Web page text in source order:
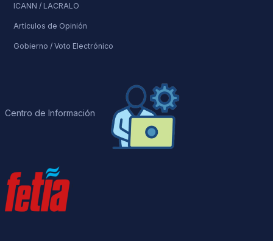
ICANN / LACRALO
Artículos de Opinión
Gobierno / Voto Electrónico
Centro de Información